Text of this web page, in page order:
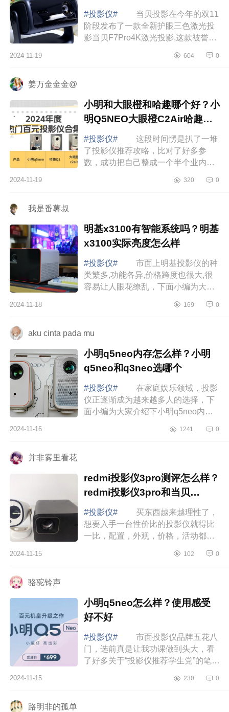
#投影仪#
当贝投影在今年的双11
阶段发布了一款全新护眼三色激光投
影当贝F7Pro4K激光投影,这款被誉
定位高端系列;下面小编为大家介绍下
2024-11-19 604 0
姜万金金金@
小明和大眼橙和哈趣哪个好？小
明Q5NEO大眼橙C2Air哈趣Q1
应该如何选
#投影仪#
这段时间愣是扒了一堆
了投影仪推荐攻略，比对了好多参
数，成功把自己整成一个半个业内
眼橙和哈趣哪个好？小明Q5NEO大眼
2024-11-19 320 0
我是番薯叔
明基x3100有智能系统吗？明基
x3100实际亮度怎么样
#投影仪#
市面上明基投影仪的种
类繁多,功能各异,价格跨度也很大,很
容易让人眼花缭乱，下面小编为大家
基x3100实际亮度怎么样 明基
2024-11-18 169 0
aku cinta pada mu
小明q5neo内存怎么样？小明
q5neo和q3neo选哪个
#投影仪#
在家庭娱乐领域，投影
仪正逐渐成为越来越多人的选择，下
面小编为大家介绍下小明q5neo内存
个 小明q5neo内存怎么样 我
2024-11-16 1241 0
并非雾里看花
redmi投影仪3pro测评怎么样？
redmi投影仪3pro和当贝
smart1哪个好
#投影仪#
买东西越来越理性了，
想要入手一台性价比的投影仪就得比
一比，配置，外观，价格，活动都得
影仪3pro测评怎么样？redmi投影仪
2024-11-15 102 0
骆驼铃声
小明q5neo怎么样？使用感受
好不好
#投影仪#
市面投影仪品牌五花八
门，选前真是让我功课做到头大，看
了好多关于“投影仪推荐学生党”的笔记
介绍下小明q5neo怎么样？使用感受
2024-11-15 230 0
路明非的孤单